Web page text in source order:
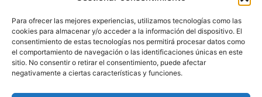
Para ofrecer las mejores experiencias, utilizamos tecnologías como las
cookies para almacenar y/o acceder a la información del dispositivo. El
consentimiento de estas tecnologías nos permitirá procesar datos como
el comportamiento de navegación o las identificaciones únicas en este
sitio. No consentir o retirar el consentimiento, puede afectar
negativamente a ciertas características y funciones.